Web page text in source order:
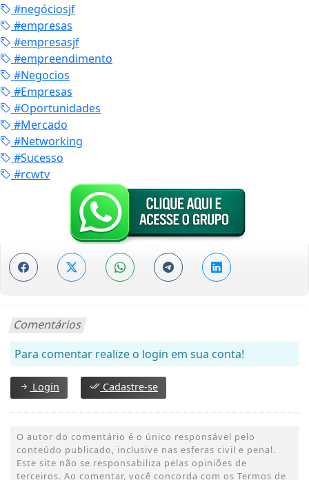
#negóciosjf
#empresas
#empresasjf
#empreendimento
#Negocios
#Empresas
#Oportunidades
#Mercado
#Networking
#Sucesso
#rcwtv
Comentários
Para comentar realize o login em sua conta!
Login Cadastre-se
O autor do comentário é o único responsável pelo
conteúdo publicado, inclusive nas esferas civil e penal.
Este site não se responsabiliza pelas opiniões de
terceiros. Ao comentar, você concorda com os Termos de